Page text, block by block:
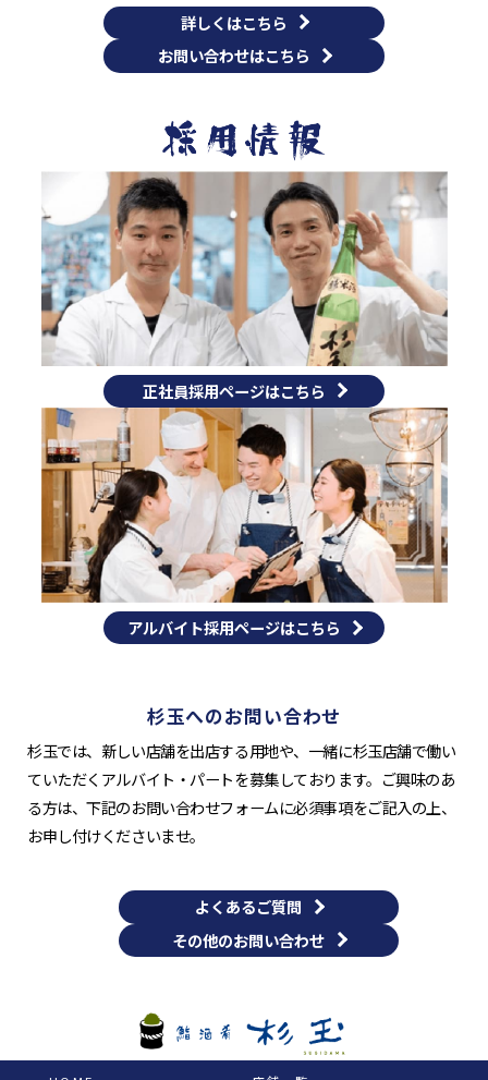
詳しくはこちら
お問い合わせはこちら
正社員採用ページはこちら
アルバイト採用ページはこちら
杉玉へのお問い合わせ
杉玉では、新しい店舗を出店する用地や、一緒に杉玉店舗で働い
ていただくアルバイト・パートを募集しております。ご興味のあ
る方は、下記のお問い合わせフォームに必須事項をご記入の上、
お申し付けくださいませ。
よくあるご質問
その他のお問い合わせ